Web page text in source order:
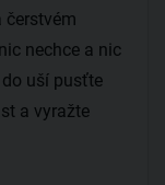
čerstvém
nechce a nic
uší pusťte
a vyražte